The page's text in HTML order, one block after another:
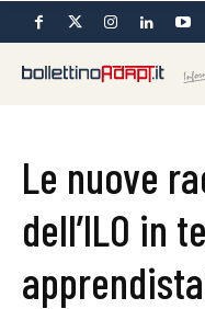
Le nuove
dell’ILO in